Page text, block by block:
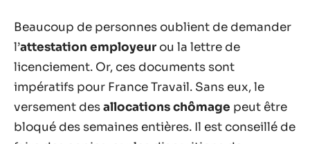
Beaucoup de personnes oublient de demander
l’attestation employeur ou la lettre de
licenciement. Or, ces documents sont
impératifs pour France Travail. Sans eux, le
versement desallocations chômage peut être
bloqué des semaines entières. Il est conseillé de